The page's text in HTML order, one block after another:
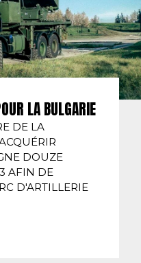
LA BULGARIE
DE LA
DOUZE
AFIN DE
D'ARTILLERIE